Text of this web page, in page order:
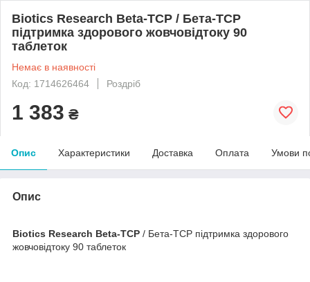
Biotics Research Beta-TCP / Бета-TCP
підтримка здорового жовчовідтоку 90
таблеток
Немає в наявності
Код: 1714626464
Роздріб
1 383 ₴
Опис Характеристики Доставка Оплата Умови
Опис
Biotics Research Beta-TCP / Бета-TCP підтримка здорового
жовчовідтоку 90 таблеток